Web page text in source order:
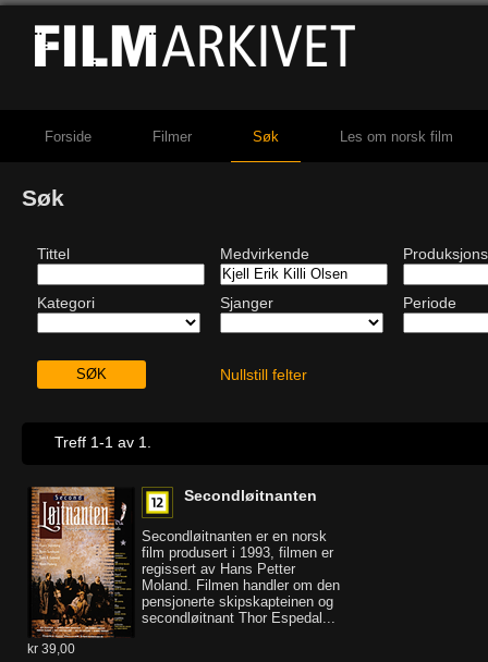
Forside Filmer Søk Les om norsk film
Søk
Tittel Medvirkende
Kategori Sjanger Periode
Nullstill felter
Treff 1-1 av 1.
Secondløitnanten
Secondløitnanten er en norsk
film produsert i 1993, filmen er
regissert av Hans Petter
Moland. Filmen handler om den
pensjonerte skipskapteinen og
secondløitnant Thor Espedal...
kr 39,00